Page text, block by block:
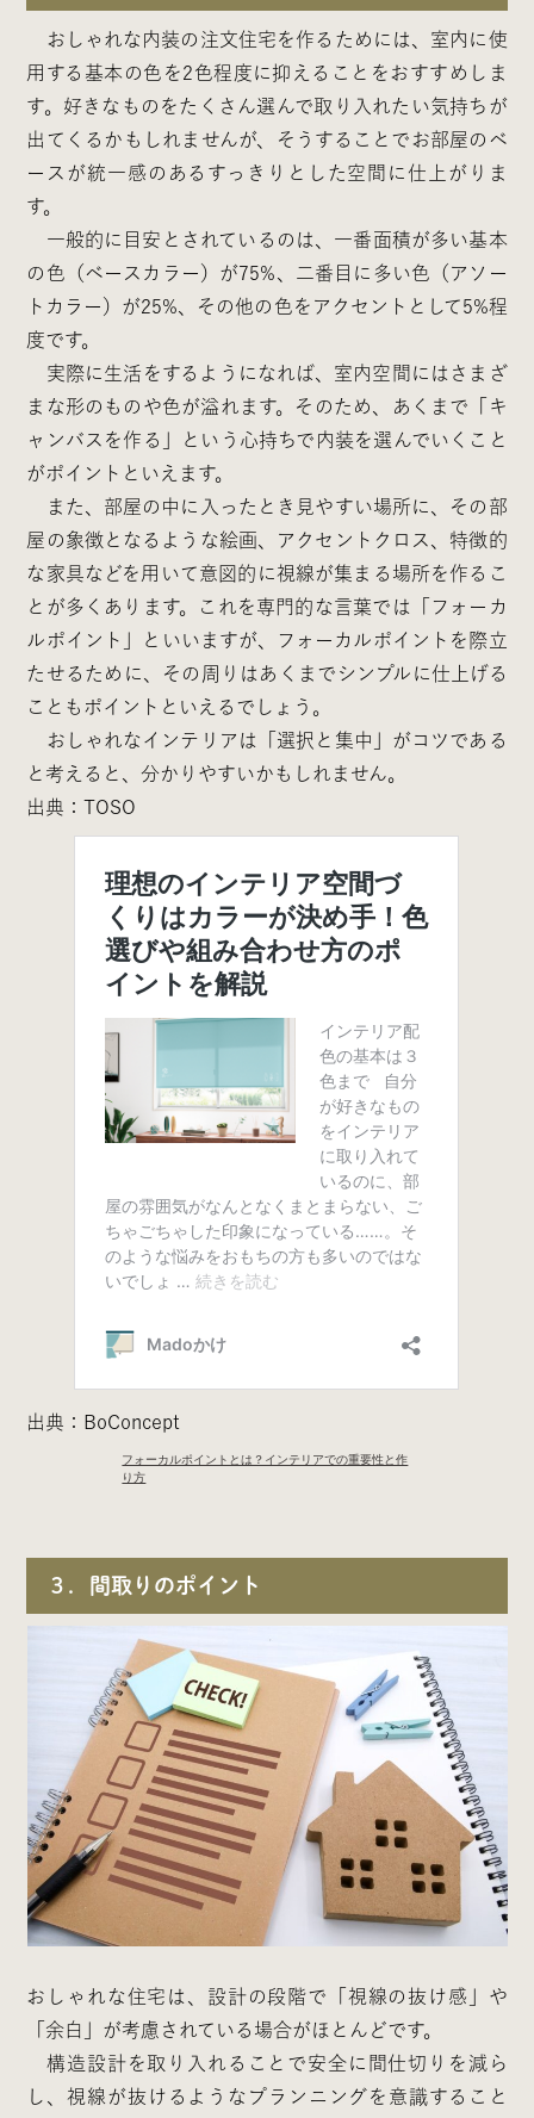
おしゃれな内装の注文住宅を作るためには、室内に使
用する基本の色を2色程度に抑えることをおすすめしま
す。好きなものをたくさん選んで取り入れたい気持ちが
出てくるかもしれませんが、そうすることでお部屋のベ
ースが統一感のあるすっきりとした空間に仕上がりま
す。
一般的に目安とされているのは、一番面積が多い基本
の色（ベースカラー）が75%、二番目に多い色（アソー
トカラー）が25%、その他の色をアクセントとして5%程
度です。
実際に生活をするようになれば、室内空間にはさまざ
まな形のものや色が溢れます。そのため、あくまで「キ
ャンバスを作る」という心持ちで内装を選んでいくこと
がポイントといえます。
また、部屋の中に入ったとき見やすい場所に、その部
屋の象徴となるような絵画、アクセントクロス、特徴的
な家具などを用いて意図的に視線が集まる場所を作るこ
とが多くあります。これを専門的な言葉では「フォーカ
ルポイント」といいますが、フォーカルポイントを際立
たせるために、その周りはあくまでシンプルに仕上げる
こともポイントといえるでしょう。
おしゃれなインテリアは「選択と集中」がコツである
と考えると、分かりやすいかもしれません。
出典：TOSO
出典：BoConcept
フォーカルポイントとは？インテリアでの重要性と作
り方
３．間取りのポイント
おしゃれな住宅は、設計の段階で「視線の抜け感」や
「余白」が考慮されている場合がほとんどです。
構造設計を取り入れることで安全に間仕切りを減ら
し、視線が抜けるようなプランニングを意識すること